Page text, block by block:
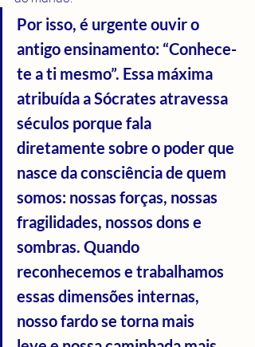
Por isso, é urgente ouvir o
antigo ensinamento: “Conhece-
te a ti mesmo”. Essa máxima
atribuída a Sócrates atravessa
séculos porque fala
diretamente sobre o poder que
nasce da consciência de quem
somos: nossas forças, nossas
fragilidades, nossos dons e
sombras. Quando
reconhecemos e trabalhamos
essas dimensões internas,
nosso fardo se torna mais